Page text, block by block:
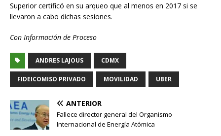
Superior certificó en su arqueo que al menos en 2017 si se
llevaron a cabo dichas sesiones.
Con Información de Proceso
ANDRES LAJOUS CDMX
FIDEICOMISO PRIVADO MOVILIDAD UBER
ANTERIOR
Fallece director general del Organismo
Internacional de Energía Atómica